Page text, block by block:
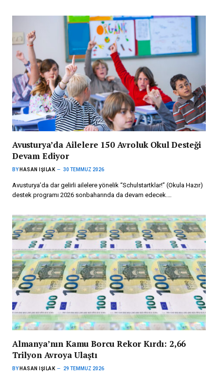
Avusturya’da Ailelere 150 Avroluk Okul Desteği
Devam Ediyor
BY HASAN IŞILAK 30 TEMMUZ 2026
Avusturya’da dar gelirli ailelere yönelik “Schulstartklar!” (Okula Hazır)
destek programı 2026 sonbaharında da devam edecek.…
Almanya’nın Kamu Borcu Rekor Kırdı: 2,66
Trilyon Avroya Ulaştı
BY HASAN IŞILAK 29 TEMMUZ 2026